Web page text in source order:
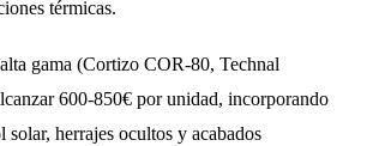
térmicas.
gama (Cortizo COR-80, Technal
600-850€ por unidad, incorporando
herrajes ocultos y acabados